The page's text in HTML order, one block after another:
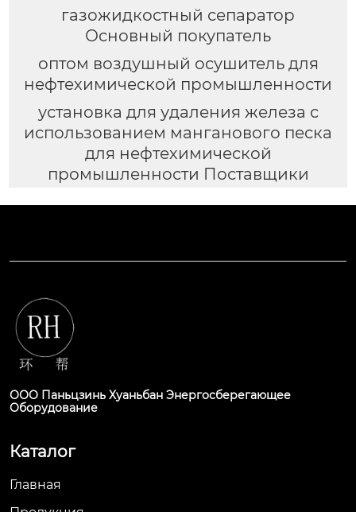
газожидкостный сепаратор
Основный покупатель
оптом воздушный осушитель для
нефтехимической промышленности
установка для удаления железа с
использованием манганового песка
для нефтехимической
промышленности Поставщики
ООО Паньцзинь Хуаньбан Энергосберегающее
Оборудование
Каталог
Главная